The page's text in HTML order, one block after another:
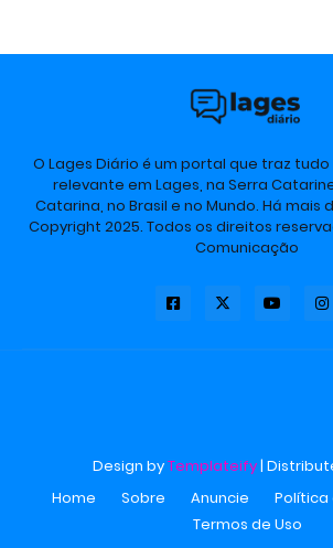
O Lages Diário é um portal que traz
relevante em Lages, na Serra
Catarina, no Brasil e no Mundo. Há mais
Copyright 2025. Todos os direitos
Comunicação
Design byTemplateify|
Home
Sobre Anuncie
Política
Termos de Uso